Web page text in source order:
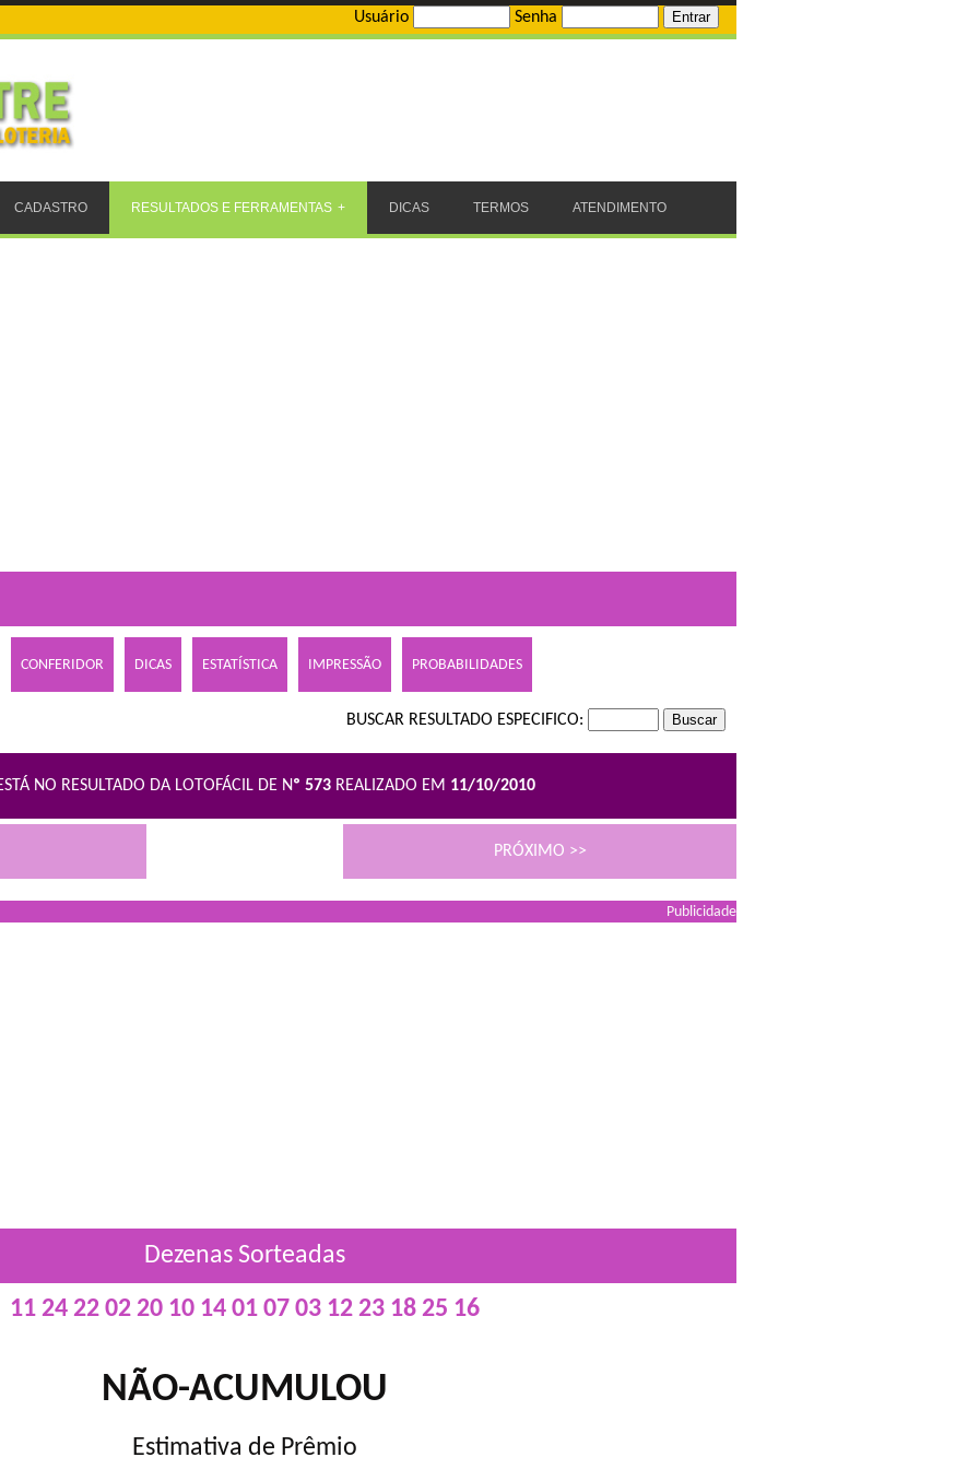
Usuário Senha
CADASTRO RESULTADOS E FERRAMENTAS DICAS TERMOS ATENDIMENTO
CONFERIDOR DICAS ESTATÍSTICA IMPRESSÃO PROBABILIDADES
BUSCAR RESULTADO ESPECIFICO:
NO RESULTADO DA LOTOFÁCIL DE Nº 573 REALIZADO EM 11/10/2010
PRÓXIMO >>
Publicidade
Dezenas Sorteadas
11 24 22 02 20 10 14 01 07 03 12 23 18 25 16
NÃO-ACUMULOU
Estimativa de Prêmio